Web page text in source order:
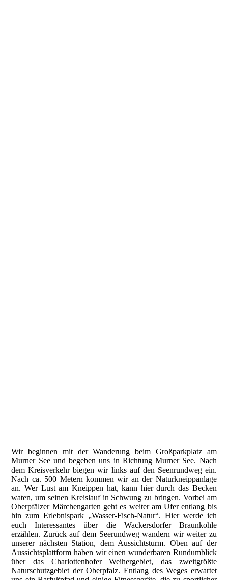
Wir beginnen mit der Wanderung beim Großparkplatz am
Murner See und begeben uns in Richtung Murner See. Nach
dem Kreisverkehr biegen wir links auf den Seenrundweg ein.
Nach ca. 500 Metern kommen wir an der Naturkneippanlage
an. Wer Lust am Kneippen hat, kann hier durch das Becken
waten, um seinen Kreislauf in Schwung zu bringen. Vorbei am
Oberpfälzer Märchengarten geht es weiter am Ufer entlang bis
hin zum Erlebnispark „Wasser-Fisch-Natur“. Hier werde ich
euch Interessantes über die Wackersdorfer Braunkohle
erzählen. Zurück auf dem Seerundweg wandern wir weiter zu
unserer nächsten Station, dem Aussichtsturm. Oben auf der
Aussichtsplattform haben wir einen wunderbaren Rundumblick
über das Charlottenhofer Weihergebiet, das zweitgrößte
Naturschutzgebiet der Oberpfalz. Entlang des Weges erwartet